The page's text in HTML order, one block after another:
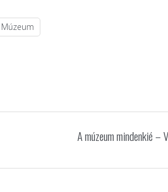
A múzeum mindenkié –